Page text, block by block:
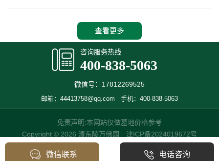
查看更多
咨询服务热线
400-838-5063
微信号：17812269525
邮箱：44413758@qq.com 手机：400-838-5063
免责声明:本网站仅做墓地价格参考
Copyright © 2026 清东陵万佛园 津ICP备2024019672号
微信联系 电话咨询